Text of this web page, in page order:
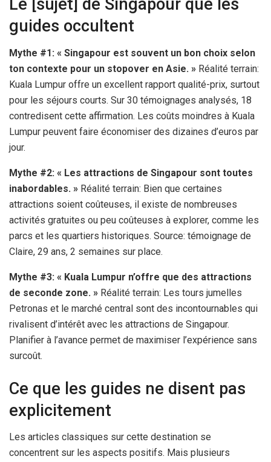
Le [sujet] de Singapour que les
guides occultent
Mythe #1: « Singapour est souvent un bon choix selon
ton contexte pour un stopover en Asie. » Réalité terrain:
Kuala Lumpur offre un excellent rapport qualité-prix, surtout
pour les séjours courts. Sur 30 témoignages analysés, 18
contredisent cette affirmation. Les coûts moindres à Kuala
Lumpur peuvent faire économiser des dizaines d’euros par
jour.
Mythe #2: « Les attractions de Singapour sont toutes
inabordables. » Réalité terrain: Bien que certaines
attractions soient coûteuses, il existe de nombreuses
activités gratuites ou peu coûteuses à explorer, comme les
parcs et les quartiers historiques. Source: témoignage de
Claire, 29 ans, 2 semaines sur place.
Mythe #3: « Kuala Lumpur n’offre que des attractions
de seconde zone. » Réalité terrain: Les tours jumelles
Petronas et le marché central sont des incontournables qui
rivalisent d’intérêt avec les attractions de Singapour.
Planifier à l’avance permet de maximiser l’expérience sans
surcoût.
Ce que les guides ne disent pas
explicitement
Les articles classiques sur cette destination se
concentrent sur les aspects positifs. Mais plusieurs